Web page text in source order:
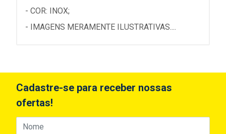
- COR: INOX;
- IMAGENS MERAMENTE ILUSTRATIVAS....
Cadastre-se para receber nossas
ofertas!